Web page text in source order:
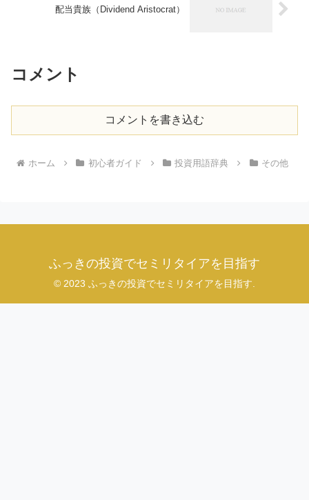
配当貴族（Dividend Aristocrat）
コメント
コメントを書き込む
ホーム 初心者ガイド 投資用語辞典 その他
ふっきの投資でセミリタイアを目指す
© 2023 ふっきの投資でセミリタイアを目指す.